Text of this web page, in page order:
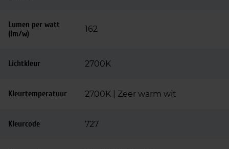
Lumen per watt
(lm/w)
162
Lichtkleur 2700K
Kleurtemperatuur 2700K | Zeer warm wit
Kleurcode 727